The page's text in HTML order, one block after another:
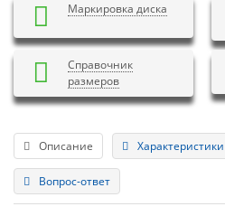
Маркировка диска
Справочник
размеров
Описание Характеристики
Вопрос-ответ